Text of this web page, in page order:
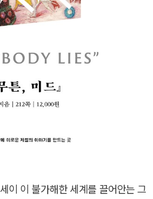
이 이 불가해한 세계를 끌어안는 그